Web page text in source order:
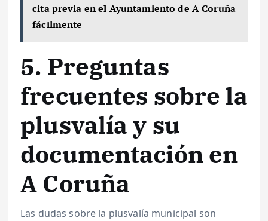
cita previa en el Ayuntamiento de A Coruña
fácilmente
5. Preguntas
frecuentes sobre la
plusvalía y su
documentación en
A Coruña
Las dudas sobre la plusvalía municipal son